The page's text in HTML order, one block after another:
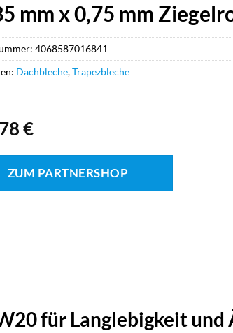
mm x 0,75 mm
€
ZUM PARTNERSHOP
4068587016841
Dachbleche,Trapezbleche
für Langlebigkeit